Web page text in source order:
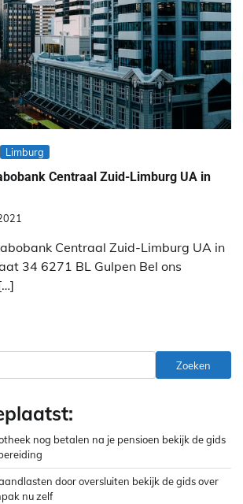
Limburg
Centraal Zuid-Limburg UA in
Centraal Zuid-Limburg UA in
34 6271 BL Gulpen Bel ons
Zoeken
nog betalen na je pensioen bekijk de gids
door oversluiten bekijk de gids over
nu zelf